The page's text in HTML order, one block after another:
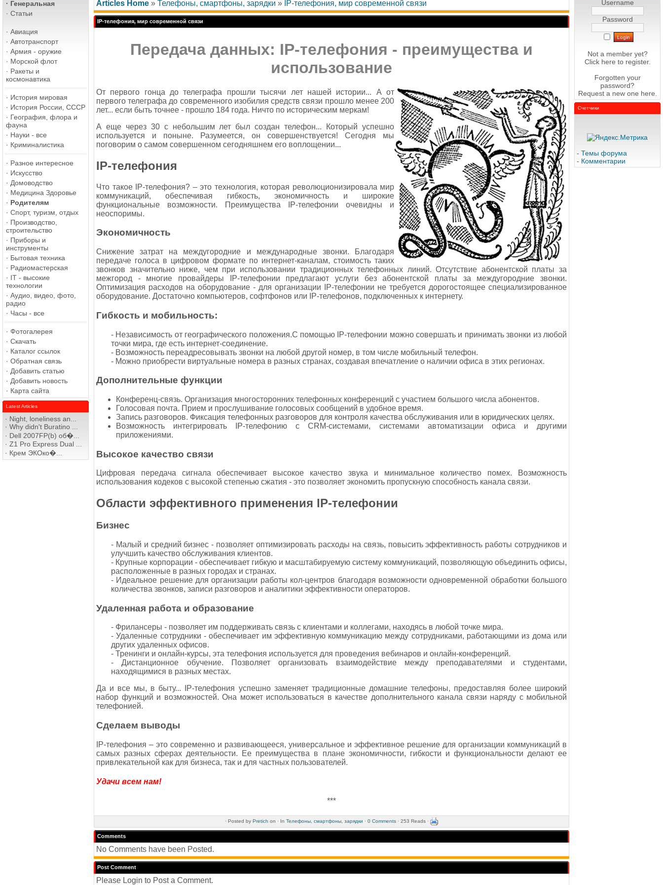
· Генеральная
· Статьи
· Авиация
· Автотранспорт
· Армия - оружие
· Морской флот
· Ракеты и
космонавтика
· История мировая
· История России, СССР
· География, флора и
фауна
· Науки - все
· Криминалистика
· Разное интересное
· Искусство
· Домоводство
· Медицина Здоровье
· Родителям
· Спорт, туризм, отдых
· Производство,
строительство
· Приборы и
инструменты
· Бытовая техника
· Радиомастерская
· IT - высокие
технологии
· Аудио, видео, фото,
радио
· Часы - все
· Фотогалерея
· Скачать
· Каталог ссылок
· Обратная связь
· Добавить статью
· Добавить новость
· Карта сайта
Latest Articles
· Night, loneliness an...
· Why didn't Buratino ...
· Dell 2007FP(b) об�...
· Z1 Pro Express Dual ...
· Крем ЭКОко�...
Articles Home » Телефоны, смартфоны, зарядки » IP-телефония, мир современной связи
IP-телефония, мир современной связи
Передача данных: IP-телефония - преимущества и
использование
От первого гонца до телеграфа прошли тысячи лет нашей истории... А от
первого телеграфа до современного изобилия средств связи прошло менее 200
лет... если быть точнее - прошло 184 года. Ничто по историческим меркам!
А еще через 30 с небольшим лет был создан телефон... Который успешно
используется и поныне. Разумеется, он совершенствуется! Сегодня мы
поговорим о самом совершенном сегодняшнем его воплощении...
IP-телефония
Что такое IP-телефония? – это технология, которая революционизировала мир
коммуникаций, обеспечивая гибкость, экономичность и широкие
функциональные возможности. Преимущества IP-телефонии очевидны и
неоспоримы.
Экономичность
Снижение затрат на междугородние и международные звонки. Благодаря
передаче голоса в цифровом формате по интернет-каналам, стоимость таких
звонков значительно ниже, чем при использовании традиционных телефонных линий. Отсутствие абонентской платы за
межгород - многие провайдеры IP-телефонии предлагают услуги без абонентской платы за междугородние звонки.
Оптимизация расходов на оборудование - для организации IP-телефонии не требуется дорогостоящее специализированное
оборудование. Достаточно компьютеров, софтфонов или IP-телефонов, подключенных к интернету.
Гибкость и мобильность:
- Независимость от географического положения.С помощью IP-телефонии можно совершать и принимать звонки из любой
точки мира, где есть интернет-соединение.
- Возможность переадресовывать звонки на любой другой номер, в том числе мобильный телефон.
- Можно приобрести виртуальные номера в разных странах, создавая впечатление о наличии офиса в этих регионах.
Дополнительные функции
Конференц-связь. Организация многосторонних телефонных конференций с участием большого числа абонентов.
Голосовая почта. Прием и прослушивание голосовых сообщений в удобное время.
Запись разговоров. Фиксация телефонных разговоров для контроля качества обслуживания или в юридических целях.
Возможность интегрировать IP-телефонию с CRM-системами, системами автоматизации офиса и другими
приложениями.
Высокое качество связи
Цифровая передача сигнала обеспечивает высокое качество звука и минимальное количество помех. Возможность
использования кодеков с высокой степенью сжатия - это позволяет экономить пропускную способность канала связи.
Области эффективного применения IP-телефонии
Бизнес
- Малый и средний бизнес - позволяет оптимизировать расходы на связь, повысить эффективность работы сотрудников и
улучшить качество обслуживания клиентов.
- Крупные корпорации - обеспечивает гибкую и масштабируемую систему коммуникаций, позволяющую объединить офисы,
расположенные в разных городах и странах.
- Идеальное решение для организации работы кол-центров благодаря возможности одновременной обработки большого
количества звонков, записи разговоров и аналитики эффективности операторов.
Удаленная работа и образование
- Фрилансеры - позволяет им поддерживать связь с клиентами и коллегами, находясь в любой точке мира.
- Удаленные сотрудники - обеспечивает им эффективную коммуникацию между сотрудниками, работающими из дома или
других удаленных офисов.
- Тренинги и онлайн-курсы, эта телефония используется для проведения вебинаров и онлайн-конференций.
- Дистанционное обучение. Позволяет организовать взаимодействие между преподавателями и студентами,
находящимися в разных местах.
Да и все мы, в быту... IP-телефония успешно заменяет традиционные домашние телефоны, предоставляя более широкий
набор функций и возможностей. Она может использоваться в качестве дополнительного канала связи наряду с мобильной
телефонией.
Сделаем выводы
IP-телефония – это современно и развивающееся, универсальное и эффективное решение для организации коммуникаций в
самых разных сферах деятельности. Ее преимущества в плане экономичности, гибкости и функциональности делают ее
привлекательной как для бизнеса, так и для частных пользователей.
Удачи всем нам!
***
· Posted by Pretich on · In Телефоны, смартфоны, зарядки · 0 Comments · 253 Reads ·
Comments
No Comments have been Posted.
Post Comment
Please Login to Post a Comment.
Username
Password
Not a member yet?
Click here to register.
Forgotten your
password?
Request a new one here
Счетчики
- Темы форума
- Комментарии